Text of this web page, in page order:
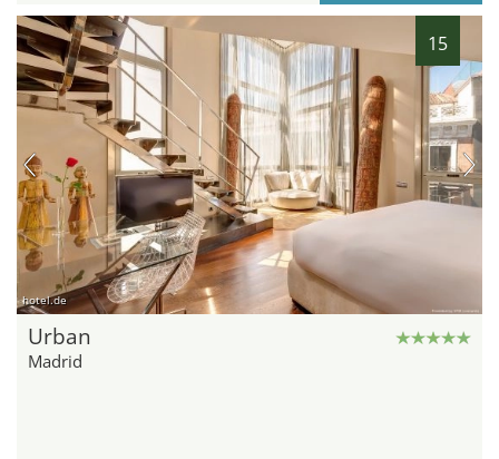
15
hotel.de
Urban
Madrid